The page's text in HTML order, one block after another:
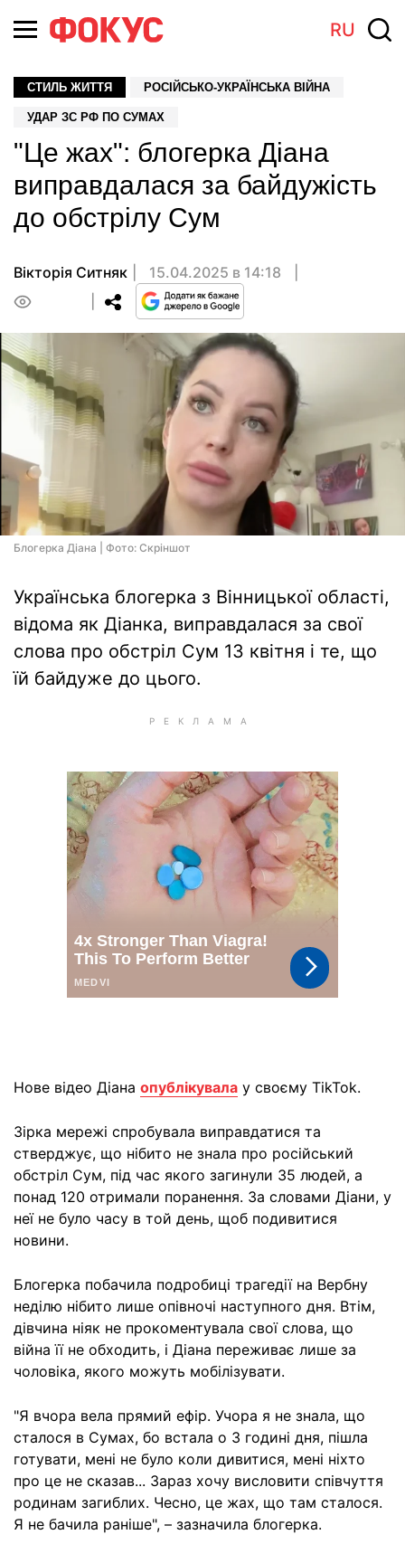
RU
СТИЛЬ ЖИТТЯ РОСІЙСЬКО-УКРАЇНСЬКА ВІЙНА
УДАР ЗС РФ ПО СУМАХ
"Це жах": блогерка Діана
виправдалася за байдужість
до обстрілу Сум
Вікторія Ситняк
15.04.2025 в 14:18
Блогерка Діана | Фото: Скріншот
Українська блогерка з Вінницької області,
відома як Діанка, виправдалася за свої
слова про обстріл Сум 13 квітня і те, що
їй байдуже до цього.
Нове відео Діана опублікувала у своєму TikTok.
Зірка мережі спробувала виправдатися та
стверджує, що нібито не знала про російський
обстріл Сум, під час якого загинули 35 людей, а
понад 120 отримали поранення. За словами Діани, у
неї не було часу в той день, щоб подивитися
новини.
Блогерка побачила подробиці трагедії на Вербну
неділю нібито лише опівночі наступного дня. Втім,
дівчина ніяк не прокоментувала свої слова, що
війна її не обходить, і Діана переживає лише за
чоловіка, якого можуть мобілізувати.
"Я вчора вела прямий ефір. Учора я не знала, що
сталося в Сумах, бо встала о 3 годині дня, пішла
готувати, мені не було коли дивитися, мені ніхто
про це не сказав... Зараз хочу висловити співчуття
родинам загиблих. Чесно, це жах, що там сталося.
Я не бачила раніше", – зазначила блогерка.